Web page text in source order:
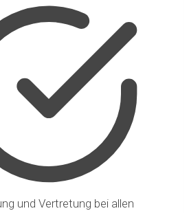
und Vertretung bei allen